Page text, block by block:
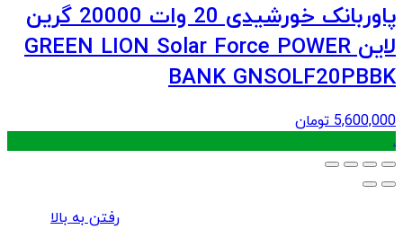
پاوربانک خورشیدی 20 وات 20000 گرین
لاین GREEN LION Solar Force POWER
BANK GNSOLF20PBBK
5,600,000 تومان
.
رفتن به بالا